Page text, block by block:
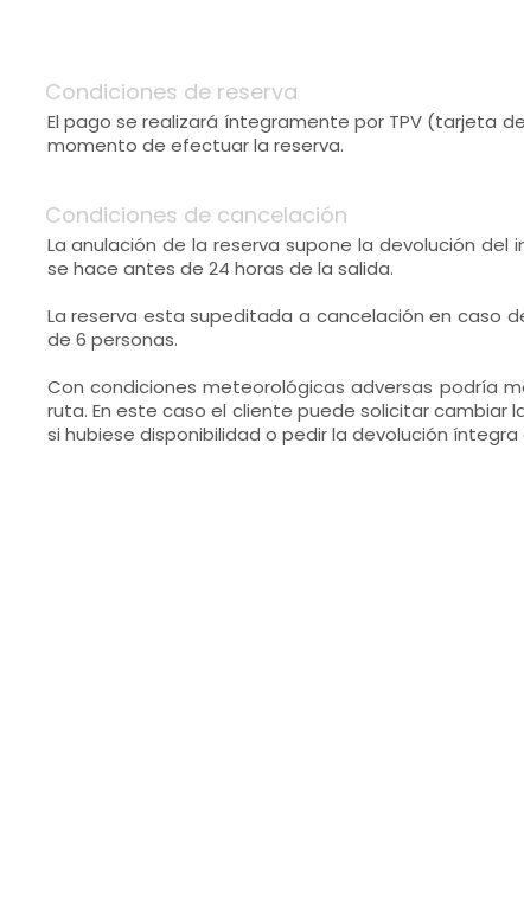
Condiciones de reserva
El pago se realizará íntegramente por TPV (tarjeta
momento de efectuar la reserva.
Condiciones de cancelación
La anulación de la reserva supone la devolución del
se hace antes de 24 horas de la salida.
La reserva esta supeditada a cancelación en caso
de 6 personas.
Con condiciones meteorológicas adversas podría
ruta. En este caso el cliente puede solicitar cambiar
si hubiese disponibilidad o pedir la devolución